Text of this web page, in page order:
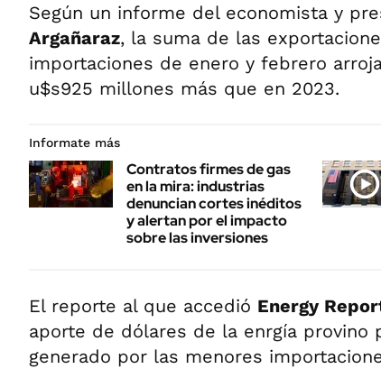
Según un informe del economista y
Argañaraz, la suma de las
importaciones de enero y febrero
u$s925 millones más que en 2023.
Informate más
Contratos firmes de gas
en la mira: industrias
denuncian cortes inéditos
y alertan por el impacto
sobre las inversiones
El reporte al que accedió Energy
aporte de dólares de la enrgía provino
generado por las menores